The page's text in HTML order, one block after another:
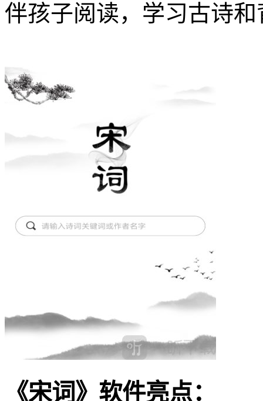
伴孩子阅读，学习古诗和
《宋词》软件亮点：